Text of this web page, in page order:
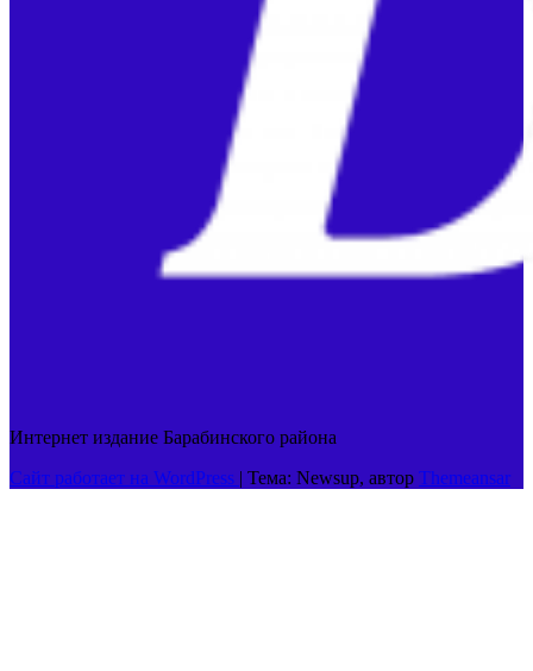
Интернет издание Барабинского района
Сайт работает на WordPress | Тема: Newsup, автор Themeansar